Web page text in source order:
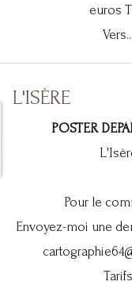
euros
Vers...
L'ISÈRE
POSTER
Pour le
Envoyez-moi une
Tarifs